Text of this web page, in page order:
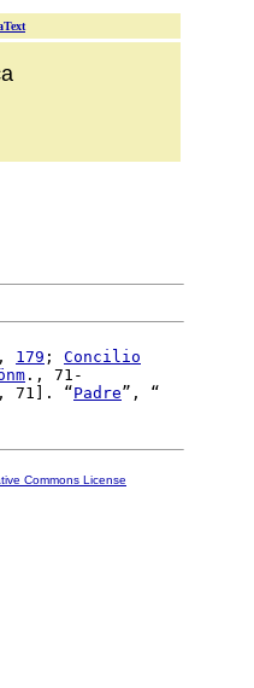
179 ; Concilio
., 71-
71]. “Padre
Commons License